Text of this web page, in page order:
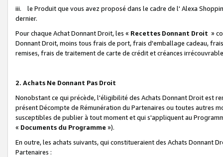
iii. le Produit que vous avez proposé dans le cadre de l' Alexa
dernier.
Pour chaque Achat Donnant Droit, les « Recettes Donnant Droit »
Donnant Droit, moins tous frais de port, frais d'emballage cadeau,
remises, frais de traitement de carte de crédit et créances
2. Achats Ne Donnant Pas Droit
Nonobstant ce qui précède, l'éligibilité des Achats Donnant Droit est
présent Décompte de Rémunération du Partenaires ou toutes autres
susceptibles de publier à tout moment et qui s'appliquent au
« Documents du Programme »).
En outre, les achats suivants, qui constitueraient des Achats Donnant
Partenaires :